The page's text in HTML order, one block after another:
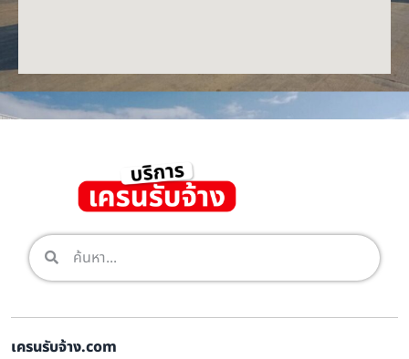
เครนรับจ้าง.com